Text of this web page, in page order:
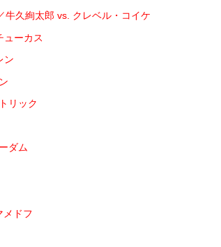
久絢太郎 vs. クレベル・コイケ
ューカス
ン
リック
ダム
メドフ